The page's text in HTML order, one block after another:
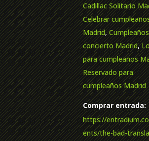
Cadillac Solitario
Celebrar
Madrid,
concierto Madrid,
para cumpleaños
Reservado para
cumpleaños Madrid
Comprar entrada:
https://
ents/the-bad-